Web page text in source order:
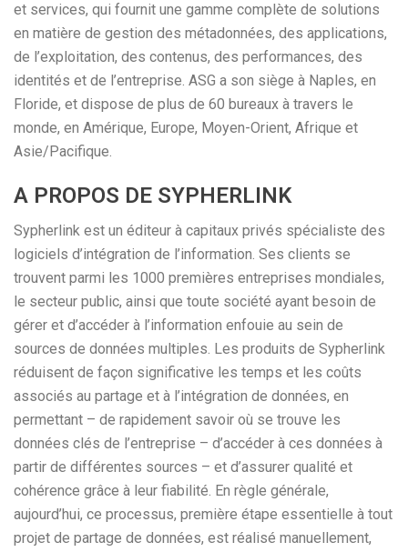
et services, qui fournit une gamme complète de solutions
en matière de gestion des métadonnées, des applications,
de l’exploitation, des contenus, des performances, des
identités et de l’entreprise. ASG a son siège à Naples, en
Floride, et dispose de plus de 60 bureaux à travers le
monde, en Amérique, Europe, Moyen-Orient, Afrique et
Asie/Pacifique.
A PROPOS DE SYPHERLINK
Sypherlink est un éditeur à capitaux privés spécialiste des
logiciels d’intégration de l’information. Ses clients se
trouvent parmi les 1000 premières entreprises mondiales,
le secteur public, ainsi que toute société ayant besoin de
gérer et d’accéder à l’information enfouie au sein de
sources de données multiples. Les produits de Sypherlink
réduisent de façon significative les temps et les coûts
associés au partage et à l’intégration de données, en
permettant – de rapidement savoir où se trouve les
données clés de l’entreprise – d’accéder à ces données à
partir de différentes sources – et d’assurer qualité et
cohérence grâce à leur fiabilité. En règle générale,
aujourd’hui, ce processus, première étape essentielle à tout
projet de partage de données, est réalisé manuellement,